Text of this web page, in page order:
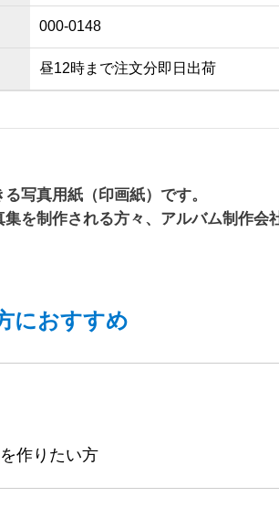
000-0148
昼12時まで注文分即日出荷
写真用紙（印画紙）です。
を制作される方々、アルバム制作会
におすすめ
を作りたい方